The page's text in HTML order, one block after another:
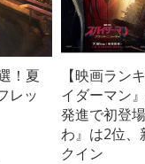
！夏
レッ
【映画ラン
イダーマン
発進で初登
わ』は2位、
クイン